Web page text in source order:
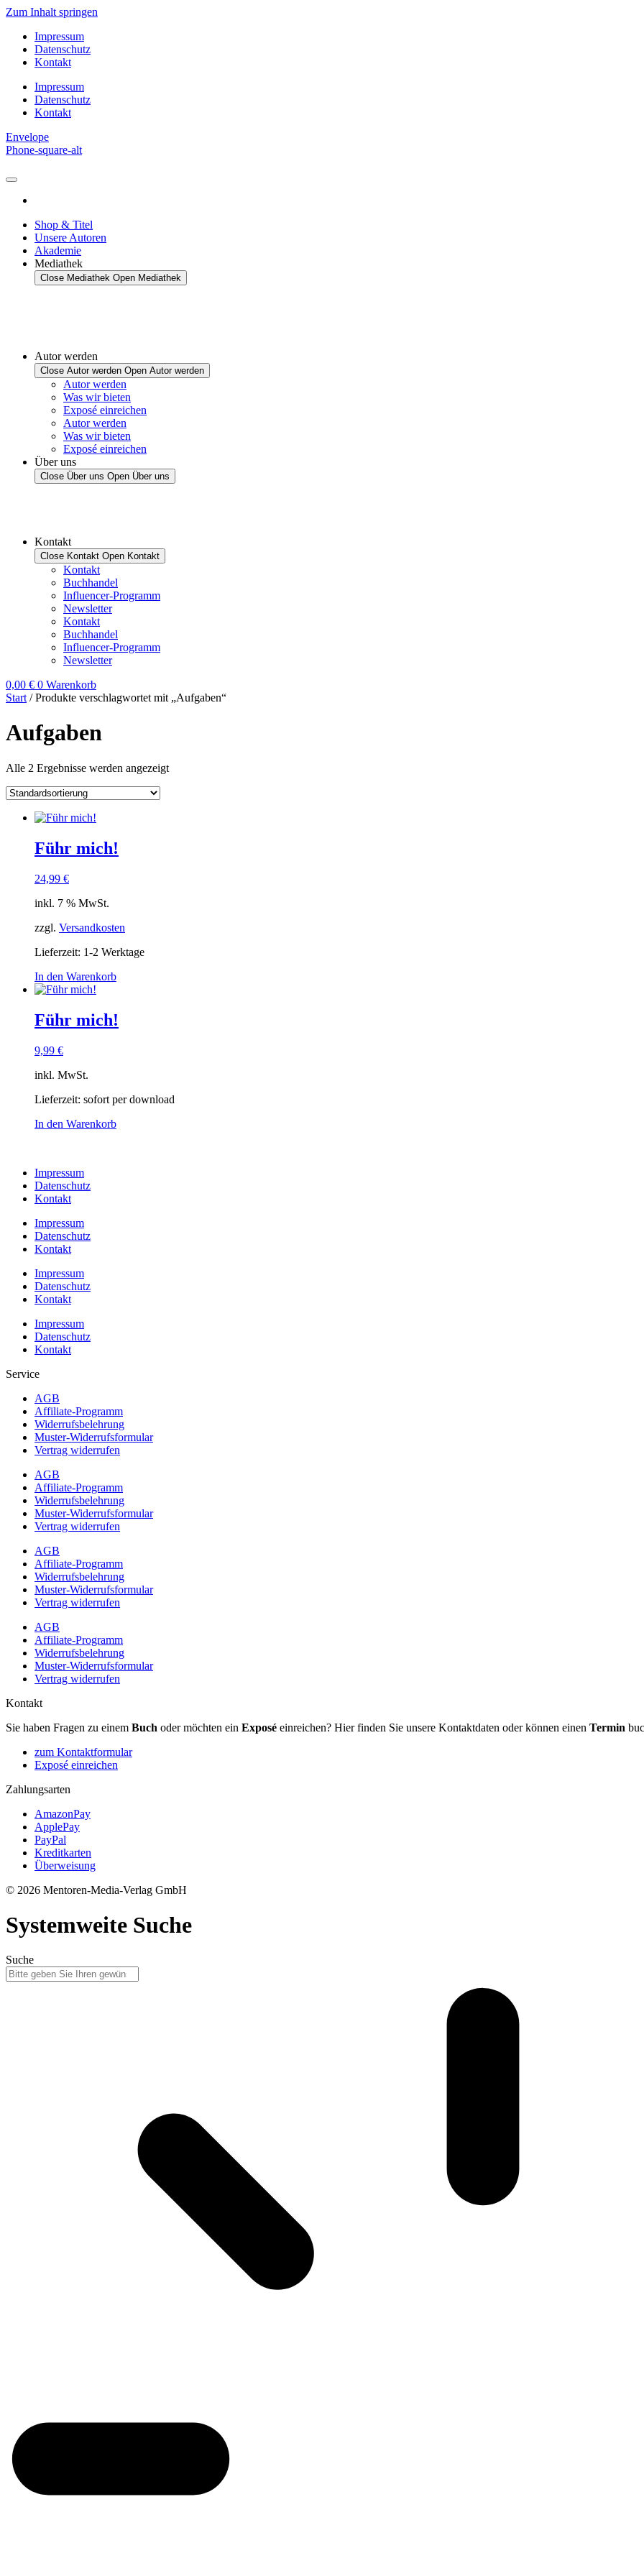
Zum Inhalt springen
Impressum
Datenschutz
Kontakt
Impressum
Datenschutz
Kontakt
Envelope
Phone-square-alt
Shop & Titel
Unsere Autoren
Akademie
Mediathek
Close Mediathek Open Mediathek
Autor werden
Close Autor werden Open Autor werden
Autor werden
Was wir bieten
Exposé einreichen
Autor werden
Was wir bieten
Exposé einreichen
Über uns
Close Über uns Open Über uns
Kontakt
Close Kontakt Open Kontakt
Kontakt
Buchhandel
Influencer-Programm
Newsletter
Kontakt
Buchhandel
Influencer-Programm
Newsletter
0,00 € 0 Warenkorb
Start / Produkte verschlagwortet mit „Aufgaben“
Aufgaben
Alle 2 Ergebnisse werden angezeigt
Führ mich!
24,99 €
inkl. 7 % MwSt.
zzgl. Versandkosten
Lieferzeit: 1-2 Werktage
In den Warenkorb
Führ mich!
9,99 €
inkl. MwSt.
Lieferzeit: sofort per download
In den Warenkorb
Impressum
Datenschutz
Kontakt
Impressum
Datenschutz
Kontakt
Impressum
Datenschutz
Kontakt
Impressum
Datenschutz
Kontakt
Service
AGB
Affiliate-Programm
Widerrufsbelehrung
Muster-Widerrufsformular
Vertrag widerrufen
AGB
Affiliate-Programm
Widerrufsbelehrung
Muster-Widerrufsformular
Vertrag widerrufen
AGB
Affiliate-Programm
Widerrufsbelehrung
Muster-Widerrufsformular
Vertrag widerrufen
AGB
Affiliate-Programm
Widerrufsbelehrung
Muster-Widerrufsformular
Vertrag widerrufen
Kontakt
Sie haben Fragen zu einem Buch oder möchten ein Exposé einreichen? Hier finden Sie unsere Kontaktdaten oder können einen Termin
zum Kontaktformular
Exposé einreichen
Zahlungsarten
AmazonPay
ApplePay
PayPal
Kreditkarten
Überweisung
© 2026 Mentoren-Media-Verlag GmbH
Systemweite Suche
Suche